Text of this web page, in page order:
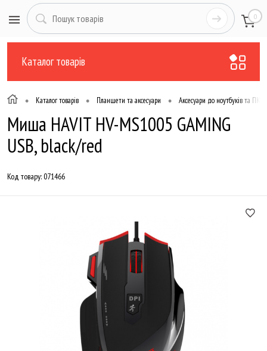
0
Каталог товарів
• Каталог товарів • Планшети та аксесуари • Аксесуари до ноутбуків та ПК
Миша HAVIT HV-MS1005 GAMING
USB, black/red
Код товару:071466